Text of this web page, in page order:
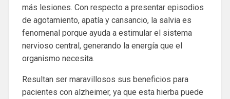
más lesiones. Con respecto a presentar episodios
de agotamiento, apatía y cansancio, la salvia es
fenomenal porque ayuda a estimular el sistema
nervioso central, generando la energía que el
organismo necesita.
Resultan ser maravillosos sus beneficios para
pacientes con alzheimer, ya que esta hierba puede